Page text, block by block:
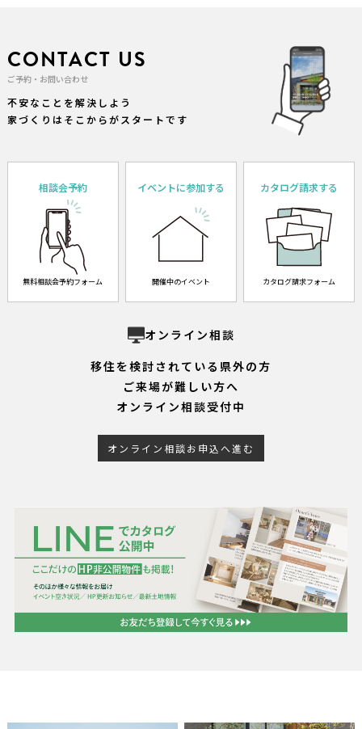
CONTACT US
ご予約・お問い合わせ
不安なことを解決しよう
家づくりはそこからがスタートです
相談会予約
無料相談会予約フォーム
イベントに参加する
開催中のイベント
カタログ請求する
カタログ請求フォーム
オンライン相談
移住を検討されている県外の方
ご来場が難しい方へ
オンライン相談受付中
オンライン相談お申込へ進む